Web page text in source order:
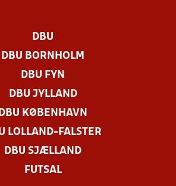
DBU
DBU BORNHOLM
DBU FYN
DBU JYLLAND
DBU KØBENHAVN
LOLLAND-FALSTER
DBU SJÆLLAND
FUTSAL